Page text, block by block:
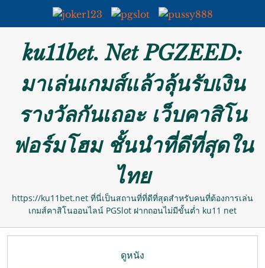
contentku11bet. Net PGZEED:
มาเล่นเกมส์แล้วลุ้นรับเงิน
รางวัลกันเถอะ เว็บคาสิโน
ฟอร์มโฮม ชั้นนำที่ดีที่สุดใน
ไทย
https://ku11bet.net ที่นี่เป็นสถานที่ที่ดีที่สุดสำหรับคนที่ต้องการเล่น
เกมส์คาสิโนออนไลน์ PGSlot ฝากถอนไม่มีขั้นต่ำ ku11 net
ดูหนัง